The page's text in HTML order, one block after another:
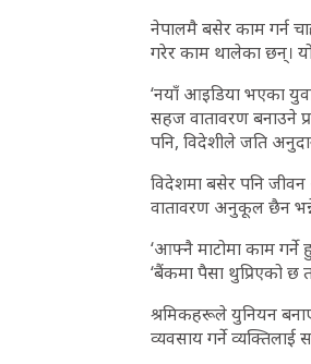
नेपालमै बसेर काम गर्न
गरेर काम थालेका छन्।
‘नयाँ आइडिया भएका
सहज वातावरण बनाउने
पनि, विदेशीले जति
विदेशमा बसेर पनि
वातावरण अनुकूल छैन
‘आफ्नै माटोमा काम गर्ने
‘बैंकमा पैसा थुप्रिएको
श्रमिकहरूले युनियन
व्यवसाय गर्ने व्यक्तिलाई